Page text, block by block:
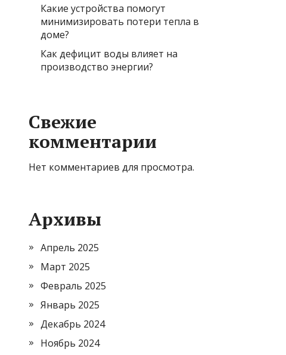
Какие устройства помогут
минимизировать потери тепла в
доме?
Как дефицит воды влияет на
производство энергии?
Свежие
комментарии
Нет комментариев для просмотра.
Архивы
Апрель 2025
Март 2025
Февраль 2025
Январь 2025
Декабрь 2024
Ноябрь 2024